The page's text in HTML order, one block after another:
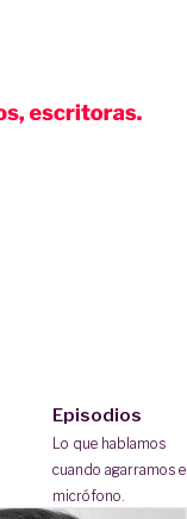
Episodios
Lo que hablamos
cuando agarramos el
micrófono.